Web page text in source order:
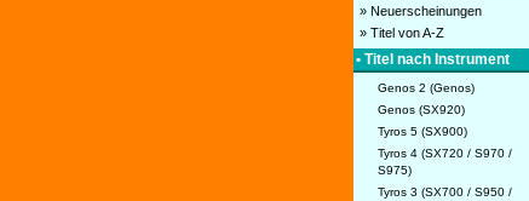
» Neuerscheinungen
» Titel von A-Z
• Titel nach Instrument
Genos 2 (Genos)
Genos (SX920)
Tyros 5 (SX900)
Tyros 4 (SX720 / S970 /
S975)
Tyros 3 (SX700 / S950 /